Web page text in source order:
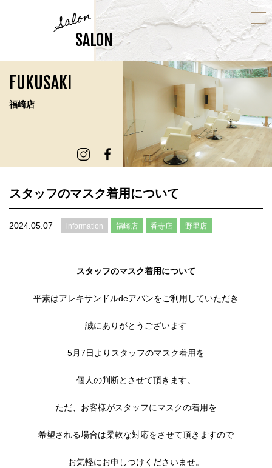
Salon
SALON
FUKUSAKI
福崎店
スタッフのマスク着用について
2024.05.07 information 福崎店 香寺店 野里店
スタッフのマスク着用について
平素はアレキサンドルdeアバンをご利用していただき
誠にありがとうございます
5月7日よりスタッフのマスク着用を
個人の判断とさせて頂きます。
ただ、お客様がスタッフにマスクの着用を
希望される場合は柔軟な対応をさせて頂きますので
お気軽にお申しつけくださいませ。